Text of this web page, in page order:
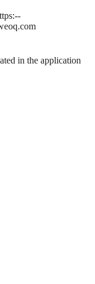
in the application